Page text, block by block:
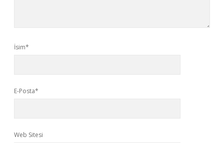
İsim*
E-Posta*
Web Sitesi